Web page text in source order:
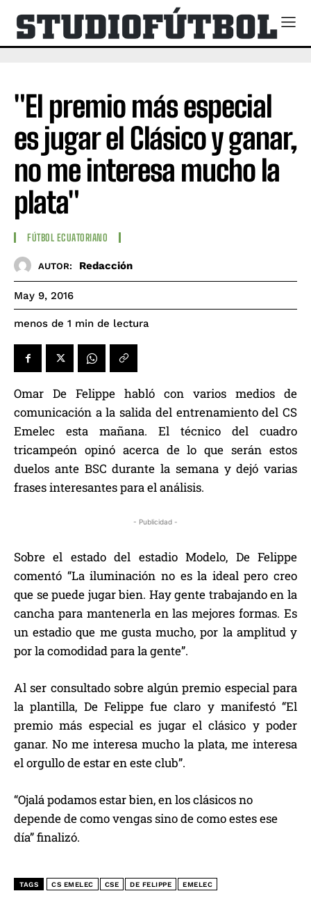
"El premio más especial
es jugar el Clásico y ganar,
no me interesa mucho la
plata"
FÚTBOL ECUATORIANO
AUTOR: Redacción
May 9, 2016
menos de 1 min de lectura
Omar De Felippe habló con varios medios de
comunicación a la salida del entrenamiento del CS
Emelec esta mañana. El técnico del cuadro
tricampeón opinó acerca de lo que serán estos
duelos ante BSC durante la semana y dejó varias
frases interesantes para el análisis.
- Publicidad -
Sobre el estado del estadio Modelo, De Felippe
comentó “La iluminación no es la ideal pero creo
que se puede jugar bien. Hay gente trabajando en la
cancha para mantenerla en las mejores formas. Es
un estadio que me gusta mucho, por la amplitud y
por la comodidad para la gente”.
Al ser consultado sobre algún premio especial para
la plantilla, De Felippe fue claro y manifestó “El
premio más especial es jugar el clásico y poder
ganar. No me interesa mucho la plata, me interesa
el orgullo de estar en este club”.
“Ojalá podamos estar bien, en los clásicos no
depende de como vengas sino de como estes ese
día” finalizó.
TAGS CS EMELEC CSE DE FELIPPE EMELEC